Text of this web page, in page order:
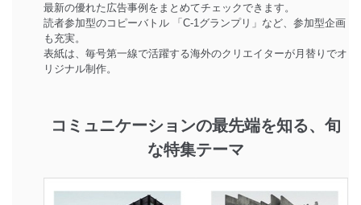
最新の優れた広告事例をまとめてチェックできます。
読者参加型のコピーバトル 「C-1グランプリ」など、参加型企画
も充実。
表紙は、毎号第一線で活躍する海外のクリエイターが月替りでオ
リジナル制作。
コミュニケーションの最先端を知る、旬
な特集テーマ